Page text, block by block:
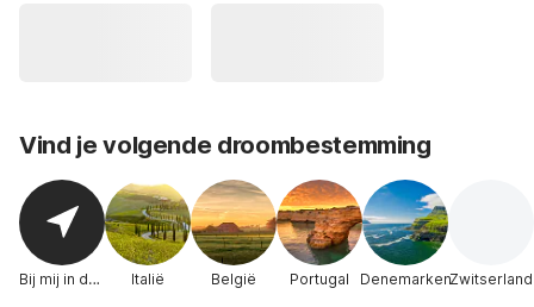
Vind je volgende droombestemming
Bij mij in de buurt Italië België Portugal DenemarkenZwitserland